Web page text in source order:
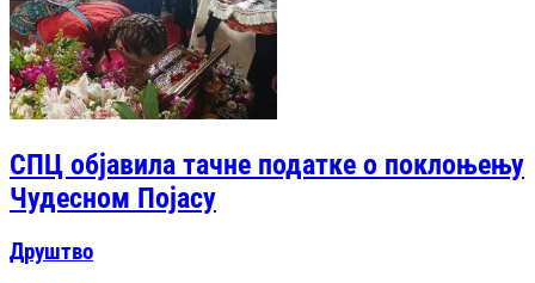
СПЦ објавила тачне податке о поклоњењу
Чудесном Појасу
Друштво